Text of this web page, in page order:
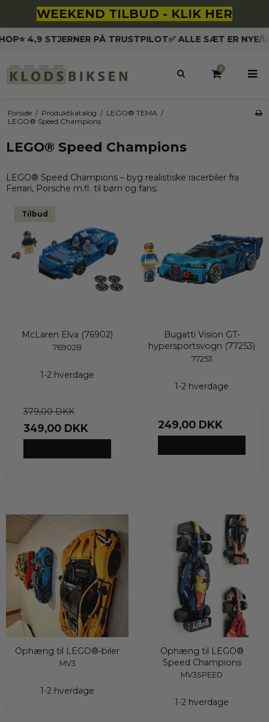
WEEKEND TILBUD - KLIK HER
PÅ TRUSTPILOT✅ ALLE SÆT ER NYE/UÅBNEDE!
0
Forside / Produktkatalog / LEGO® TEMA /
LEGO® Speed Champions
LEGO® Speed Champions
LEGO® Speed Champions – byg realistiske racerbiler fra
Ferrari, Porsche m.fl. til børn og fans.
Tilbud
McLaren Elva (76902)
76902B
1-2 hverdage
379,00 DKK
349,00 DKK
Bugatti Vision GT-
hypersportsvogn (77253)
77253
1-2 hverdage
249,00 DKK
Ophæng til LEGO®-biler
MV3
1-2 hverdage
Ophæng til LEGO®
Speed Champions
MV3SPEED
1-2 hverdage